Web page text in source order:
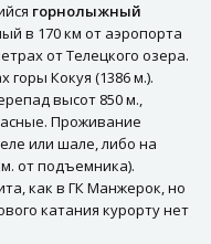
горнолыжный
в 170 км от аэропорта
от Телецкого озера.
горы Кокуя (1386 м.).
высот 850 м.,
Проживание
или шале, либо на
от подъемника).
как в ГК Манжерок, но
катания курорту нет